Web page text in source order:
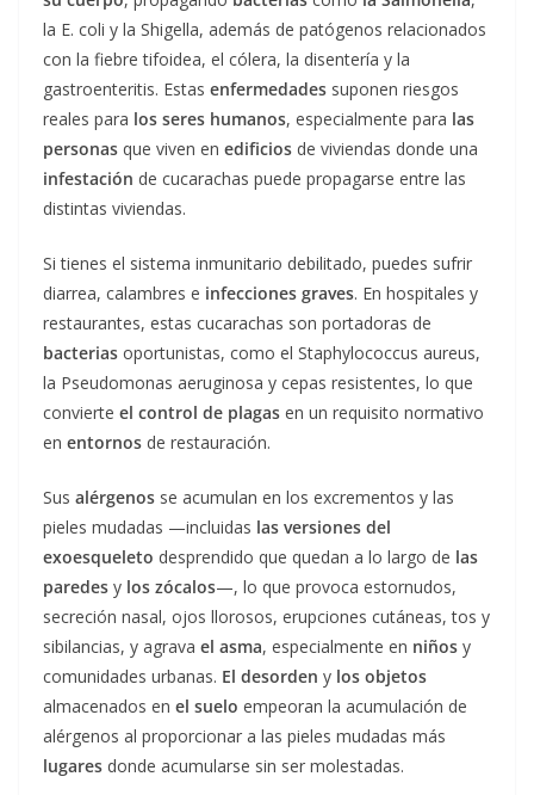
la E. coli y la Shigella, además de patógenos relacionados
con la fiebre tifoidea, el cólera, la disentería y la
gastroenteritis. Estas enfermedades suponen riesgos
reales para los seres humanos, especialmente para las
personas que viven en edificios de viviendas donde una
infestación de cucarachas puede propagarse entre las
distintas viviendas.
Si tienes el sistema inmunitario debilitado, puedes sufrir
diarrea, calambres e infecciones graves. En hospitales y
restaurantes, estas cucarachas son portadoras de
bacterias oportunistas, como el Staphylococcus aureus,
la Pseudomonas aeruginosa y cepas resistentes, lo que
convierte el control de plagas en un requisito normativo
en entornos de restauración.
Sus alérgenos se acumulan en los excrementos y las
pieles mudadas —incluidas las versiones del
exoesqueleto desprendido que quedan a lo largo de las
paredes y los zócalos—, lo que provoca estornudos,
secreción nasal, ojos llorosos, erupciones cutáneas, tos y
sibilancias, y agrava el asma, especialmente en niños y
comunidades urbanas. El desorden y los objetos
almacenados en el suelo empeoran la acumulación de
alérgenos al proporcionar a las pieles mudadas más
lugares donde acumularse sin ser molestadas.